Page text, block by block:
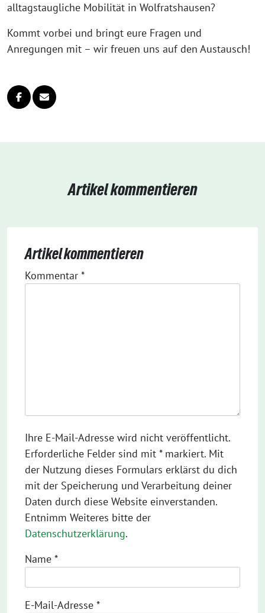
alltagstaugliche Mobilität in Wolfratshausen?
Kommt vorbei und bringt eure Fragen und
Anregungen mit – wir freuen uns auf den Austausch!
Artikel kommentieren
Artikel kommentieren
Kommentar *
Ihre E-Mail-Adresse wird nicht veröffentlicht.
Erforderliche Felder sind mit * markiert. Mit
der Nutzung dieses Formulars erklärst du dich
mit der Speicherung und Verarbeitung deiner
Daten durch diese Website einverstanden.
Entnimm Weiteres bitte der
Datenschutzerklärung.
Name *
E-Mail-Adresse *